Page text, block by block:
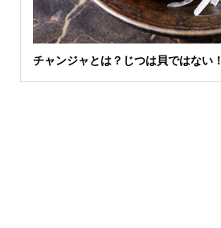
チャンジャとは？じつは貝ではない！